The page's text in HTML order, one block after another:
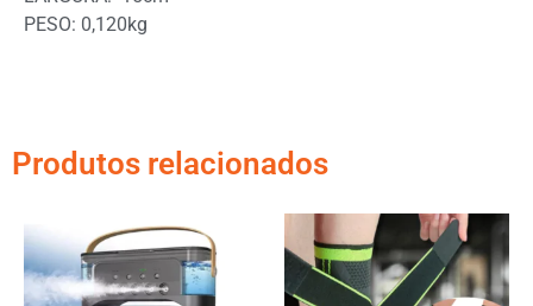
PESO: 0,120kg
Produtos relacionados